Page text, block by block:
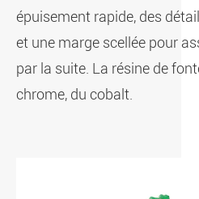
épuisement rapide, des
et une marge scellée pour
par la suite. La résine de
chrome, du cobalt.